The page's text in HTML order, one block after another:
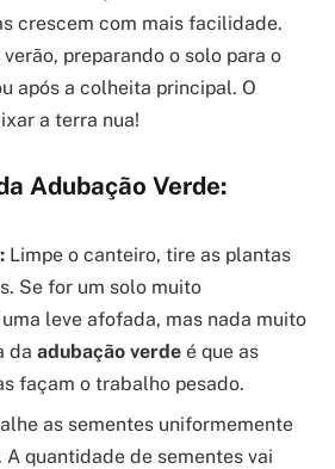
crescem com mais facilidade.
preparando o solo para o
após a colheita principal. O
a terra nua!
Adubação Verde:
Limpe o canteiro, tire as plantas
Se for um solo muito
leve afofada, mas nada muito
da adubação verde é que as
façam o trabalho pesado.
as sementes uniformemente
A quantidade de sementes vai